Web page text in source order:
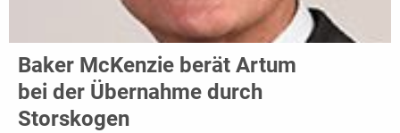
Baker McKenzie berät Artum
bei der Übernahme durch
Storskogen